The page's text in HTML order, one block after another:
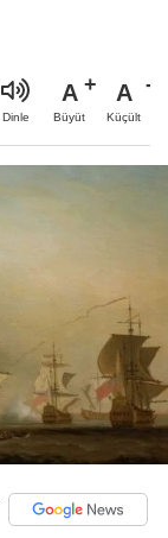
Dinle
A
Büyüt
A
Küçült